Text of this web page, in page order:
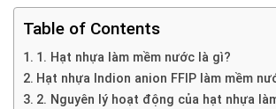
Table of Contents
1. Hạt nhựa làm mềm nước là gì?
Hạt nhựa Indion anion FFIP làm mềm
2. Nguyên lý hoạt động của hạt nhựa